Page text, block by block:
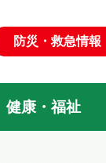
防災・救急情報
健康・福祉